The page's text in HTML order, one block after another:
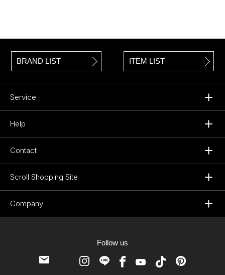
BRAND LIST ITEM LIST
Service
Help
Contact
Scroll Shopping Site
Company
Follow us